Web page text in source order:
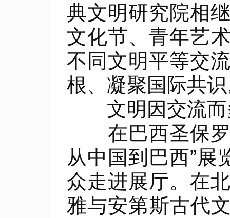
典文明研究院相
文化节、青年艺
不同文明平等交
根、凝聚国际共
文明因交流而
在巴西圣保罗
从中国到巴西”展
众走进展厅。在
雅与安第斯古代